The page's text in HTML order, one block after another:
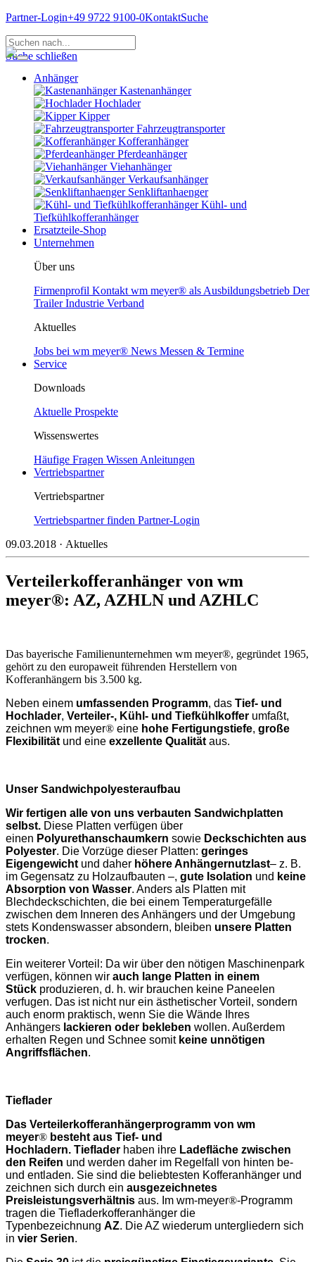
Partner-Login+49 9722 9100-0KontaktSuche
Suche schließen
Anhänger
Kastenanhänger
Hochlader
Kipper
Fahrzeugtransporter
Kofferanhänger
Pferdeanhänger
Viehanhänger
Verkaufsanhänger
Senkliftanhaenger
Kühl- und
Tiefkühlkofferanhänger
Ersatzteile-Shop
Unternehmen
Über uns
Firmenprofil Kontakt wm meyer® als Ausbildungsbetrieb Der
Trailer Industrie Verband
Aktuelles
Jobs bei wm meyer® News Messen & Termine
Service
Downloads
Aktuelle Prospekte
Wissenswertes
Häufige Fragen Wissen Anleitungen
Vertriebspartner
Vertriebspartner
Vertriebspartner finden Partner-Login
09.03.2018 · Aktuelles
Verteilerkofferanhänger von wm
meyer®: AZ, AZHLN und AZHLC
Das bayerische Familienunternehmen wm meyer®, gegründet 1965,
gehört zu den europaweit führenden Herstellern von
Kofferanhängern bis 3.500 kg.
Neben einem umfassenden Programm, das Tief- und
Hochlader, Verteiler-, Kühl- und Tiefkühlkoffer umfaßt,
zeichnen wm meyer® eine hohe Fertigungstiefe, große
Flexibilität und eine exzellente Qualität aus.
Unser Sandwichpolyesteraufbau
Wir fertigen alle von uns verbauten Sandwichplatten
selbst. Diese Platten verfügen über
einen Polyurethanschaumkern sowie Deckschichten aus
Polyester. Die Vorzüge dieser Platten: geringes
Eigengewicht und daher höhere Anhängernutzlast– z. B.
im Gegensatz zu Holzaufbauten –, gute Isolation und keine
Absorption von Wasser. Anders als Platten mit
Blechdeckschichten, die bei einem Temperaturgefälle
zwischen dem Inneren des Anhängers und der Umgebung
stets Kondenswasser absondern, bleiben unsere Platten
trocken.
Ein weiterer Vorteil: Da wir über den nötigen Maschinenpark
verfügen, können wir auch lange Platten in einem
Stück produzieren, d. h. wir brauchen keine Paneelen
verfugen. Das ist nicht nur ein ästhetischer Vorteil, sondern
auch enorm praktisch, wenn Sie die Wände Ihres
Anhängers lackieren oder bekleben wollen. Außerdem
erhalten Regen und Schnee somit keine unnötigen
Angriffsflächen.
Tieflader
Das Verteilerkofferanhängerprogramm von wm
meyer® besteht aus Tief- und
Hochladern. Tieflader haben ihre Ladefläche zwischen
den Reifen und werden daher im Regelfall von hinten be-
und entladen. Sie sind die beliebtesten Kofferanhänger und
zeichnen sich durch ein ausgezeichnetes
Preisleistungsverhältnis aus. Im wm-meyer®-Programm
tragen die Tiefladerkofferanhänger die
Typenbezeichnung AZ. Die AZ wiederum untergliedern sich
in vier Serien.